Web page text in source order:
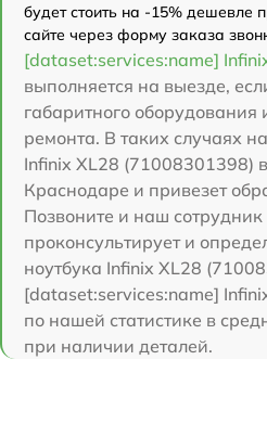
будет стоить на -15% дешевле
сайте через форму заказа
[dataset:services:name]
выполняется на выезде,
габаритного оборудования
ремонта. В таких случаях
Infinix XL28 (71008301398)
Краснодаре и привезет
Позвоните и наш
проконсультирует и
ноутбука Infinix XL28
[dataset:services:name]
по нашей статистике в
при наличии деталей.